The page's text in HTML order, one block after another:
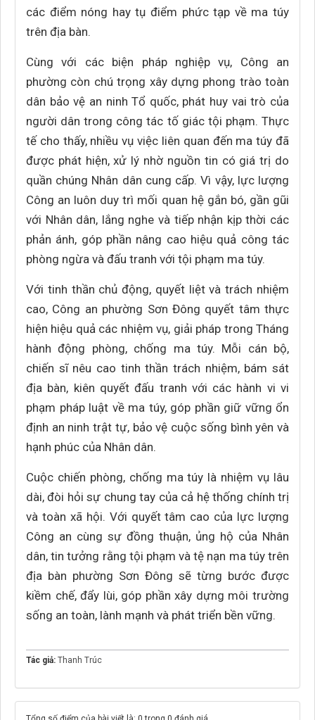
các điểm nóng hay tụ điểm phức tạp về ma túy
trên địa bàn.
Cùng với các biện pháp nghiệp vụ, Công an
phường còn chú trọng xây dựng phong trào toàn
dân bảo vệ an ninh Tổ quốc, phát huy vai trò của
người dân trong công tác tố giác tội phạm. Thực
tế cho thấy, nhiều vụ việc liên quan đến ma túy đã
được phát hiện, xử lý nhờ nguồn tin có giá trị do
quần chúng Nhân dân cung cấp. Vì vậy, lực lượng
Công an luôn duy trì mối quan hệ gắn bó, gần gũi
với Nhân dân, lắng nghe và tiếp nhận kịp thời các
phản ánh, góp phần nâng cao hiệu quả công tác
phòng ngừa và đấu tranh với tội phạm ma túy.
Với tinh thần chủ động, quyết liệt và trách nhiệm
cao, Công an phường Sơn Đông quyết tâm thực
hiện hiệu quả các nhiệm vụ, giải pháp trong Tháng
hành động phòng, chống ma túy. Mỗi cán bộ,
chiến sĩ nêu cao tinh thần trách nhiệm, bám sát
địa bàn, kiên quyết đấu tranh với các hành vi vi
phạm pháp luật về ma túy, góp phần giữ vững ổn
định an ninh trật tự, bảo vệ cuộc sống bình yên và
hạnh phúc của Nhân dân.
Cuộc chiến phòng, chống ma túy là nhiệm vụ lâu
dài, đòi hỏi sự chung tay của cả hệ thống chính trị
và toàn xã hội. Với quyết tâm cao của lực lượng
Công an cùng sự đồng thuận, ủng hộ của Nhân
dân, tin tưởng rằng tội phạm và tệ nạn ma túy trên
địa bàn phường Sơn Đông sẽ từng bước được
kiềm chế, đẩy lùi, góp phần xây dựng môi trường
sống an toàn, lành mạnh và phát triển bền vững.
Tác giả: Thanh Trúc